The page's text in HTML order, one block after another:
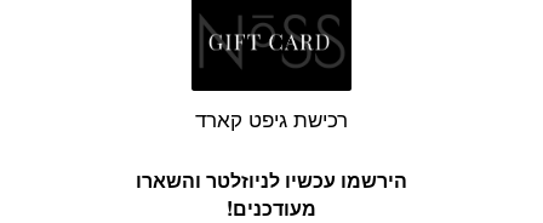
הירשמו עכשיו לניוזלטר והשארו
מעודכנים!
רכישת גיפט קארד